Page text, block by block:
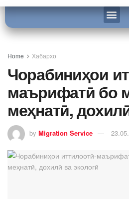
Home Хабархо
Чорабиниҳои
маърифатӣ бо
меҳнатӣ,
by Migration Service